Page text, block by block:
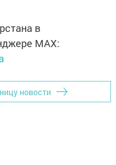
в
MАХ:
новости